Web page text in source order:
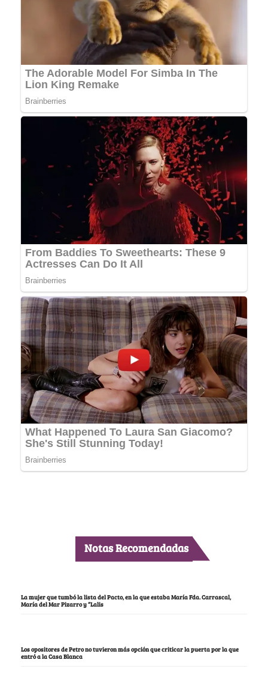
Notas Recomendadas
La mujer que tumbó la lista del Pacto, en la que estaba María Fda. Carrascal,
María del Mar Pizarro y “Lalis
Los opositores de Petro no tuvieron más opción que criticar la puerta por la que
entró a la Casa Blanca